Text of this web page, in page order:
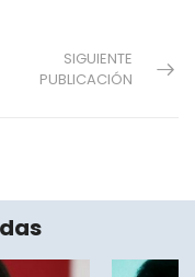
SIGUIENTE
PUBLICACIÓN